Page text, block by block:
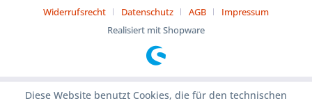
Widerrufsrecht
Datenschutz AGB
Impressum
Realisiert mit Shopware
Diese Website benutzt Cookies, die für den technischen